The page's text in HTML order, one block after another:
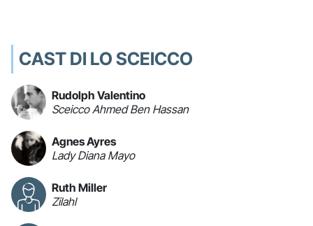
CAST DI LO SCEICCO
Rudolph Valentino
Sceicco Ahmed Ben Hassan
Agnes Ayres
Lady Diana Mayo
Ruth Miller
Zilahl